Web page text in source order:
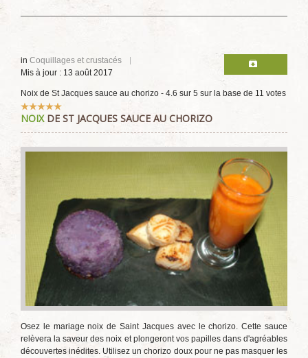
in Coquillages et crustacés
Mis à jour : 13 août 2017
Noix de St Jacques sauce au chorizo - 4.6 sur 5 sur la base de 11 votes
Vote
utilisateur: 5/5
NOIXDE ST JACQUES SAUCE AU CHORIZO
Osez le mariage noix de Saint Jacques avec le chorizo. Cette sauce
relèvera la saveur des noix et plongeront vos papilles dans d'agréables
découvertes inédites. Utilisez un chorizo doux pour ne pas masquer les